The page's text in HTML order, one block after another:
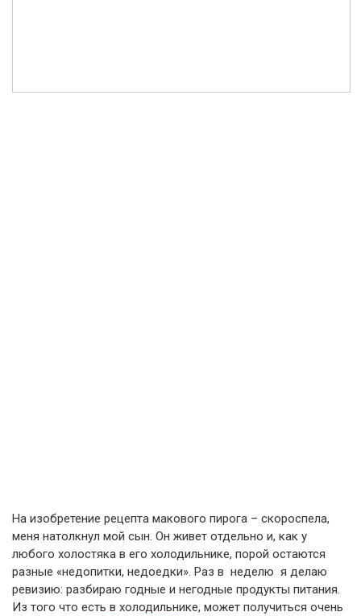
На изобретение рецепта макового пирога – скороспела,
меня натолкнул мой сын. Он живет отдельно и, как у
любого холостяка в его холодильнике, порой остаются
разные «недопитки, недоедки». Раз в неделю я делаю
ревизию: разбираю годные и негодные продукты питания.
Из того что есть в холодильнике, может получиться очень